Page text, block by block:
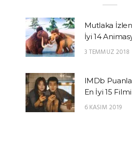
Mutlaka
İyi 14
3 TEMMUZ 2018
IMDb
En İyi 15 Filmi
6 KASIM 2019